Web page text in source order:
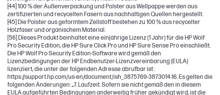
[44] 100 % der Außenverpackung und Polster aus Wellpappe werden aus
zertifizierten und recycelten Fasern aus nachhaltigen Quellen hergestellt.
[45] Die Polster aus geformtem Zellstoff bestehen zu 100 % aus recycelter
Holzfaser und organischem Material.
[56] Dieses Produkt beinhaltet eine einjährige Lizenz (1 Jahr) für die HP Wolf
Pro Security Edition, die HP Sure Click Pro und HP Sure Sense Pro einschließt.
Die HP Wolf Pro Security Edition-Software wird gemäß den
Lizenzbedingungen der HP Endbenutzer-Lizenzvereinbarung (EULA)
lizenziert, die unter der folgenden Adresse abrufbar ist :
https://support.hp.com/us-en/document/ish_3875769-3873014-16. Es gelten die
folgenden Änderungen: „7. Laufzeit. Sofern sie nicht gemäß den in diesem
EULA aufgeführten Bedingungen anderweitig früher gekündigt wird, ist die